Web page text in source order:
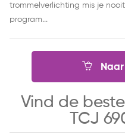
trommelverlichting mis je
program...
Vind de
TCJ